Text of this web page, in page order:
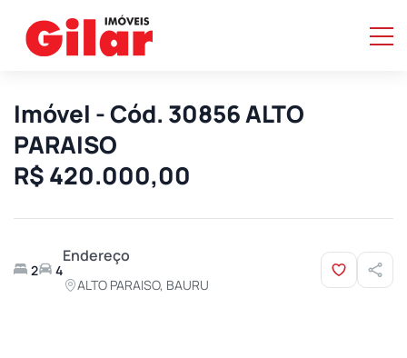
Imóvel - Cód. 30856 ALTO
PARAISO
R$ 420.000,00
2 4
Endereço
ALTO PARAISO, BAURU